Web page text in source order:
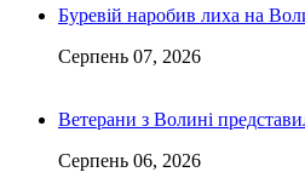
Буревій наробив лиха на
Серпень 07, 2026
Ветерани з Волині
Серпень 06, 2026